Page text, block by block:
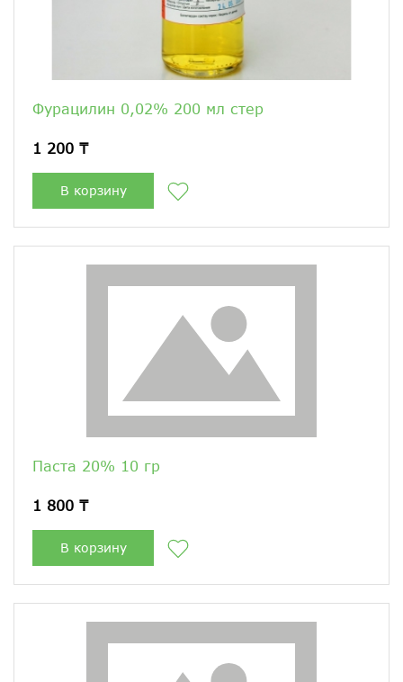
Фурацилин 0,02% 200 мл стер
1 200 ₸
В корзину
Паста 20% 10 гр
1 800 ₸
В корзину